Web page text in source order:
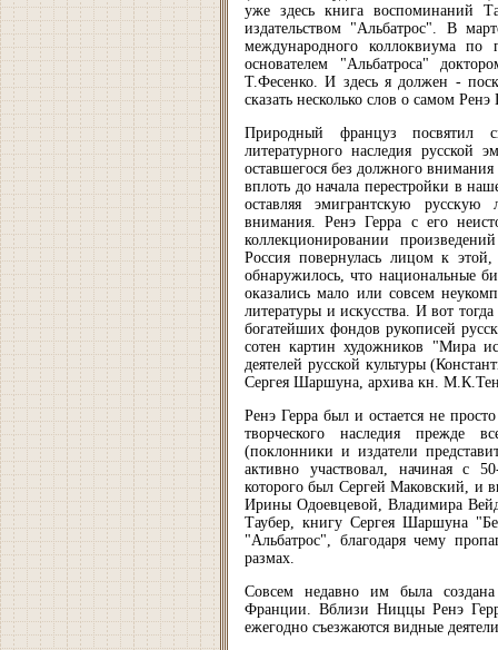
уже здесь книга воспоминаний
издательством "Альбатрос". В
международного коллоквиума по
основателем "Альбатроса"
Т.Фесенко. И здесь я должен -
сказать несколько слов о самом Ренэ
Природный француз посвятил
литературного наследия
оставшегося без должного
вплоть до начала перестройки в
оставляя эмигрантскую
внимания. Ренэ Герра с его
коллекционировании
Россия повернулась лицом к
обнаружилось, что национальные
оказались мало или совсем
литературы и искусства. И вот
богатейших фондов рукописей
сотен картин художников "Мира
деятелей русской культуры
Сергея Шаршуна, архива кн.
Ренэ Герра был и остается не
творческого наследия прежде
(поклонники и издатели
активно участвовал, начиная с
которого был Сергей Маковский, и
Ирины Одоевцевой, Владимира
Таубер, книгу Сергея Шаршуна
"Альбатрос", благодаря чему
размах.
Совсем недавно им была создана
Франции. Вблизи Ниццы Ренэ
ежегодно съезжаются видные